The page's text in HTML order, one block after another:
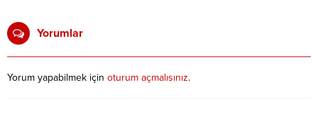
Yorumlar
Yorum yapabilmek için oturum açmalısınız.